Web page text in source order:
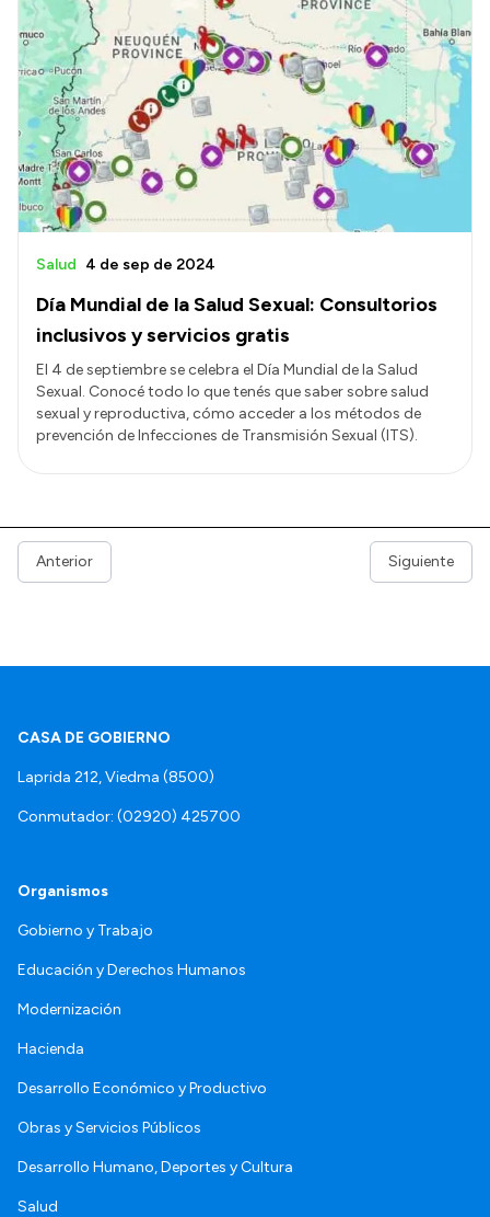
Día Mundial de la Salud Sexual: Consultorios
inclusivos y servicios gratis
Salud 4 de sep de 2024
El 4 de septiembre se celebra el Día Mundial de la Salud
Sexual. Conocé todo lo que tenés que saber sobre salud
sexual y reproductiva, cómo acceder a los métodos de
prevención de Infecciones de Transmisión Sexual (ITS).
Anterior Siguiente
CASA DE GOBIERNO
Laprida 212, Viedma (8500)
Conmutador: (02920) 425700
Organismos
Gobierno y Trabajo
Educación y Derechos Humanos
Modernización
Hacienda
Desarrollo Económico y Productivo
Obras y Servicios Públicos
Desarrollo Humano, Deportes y Cultura
Salud